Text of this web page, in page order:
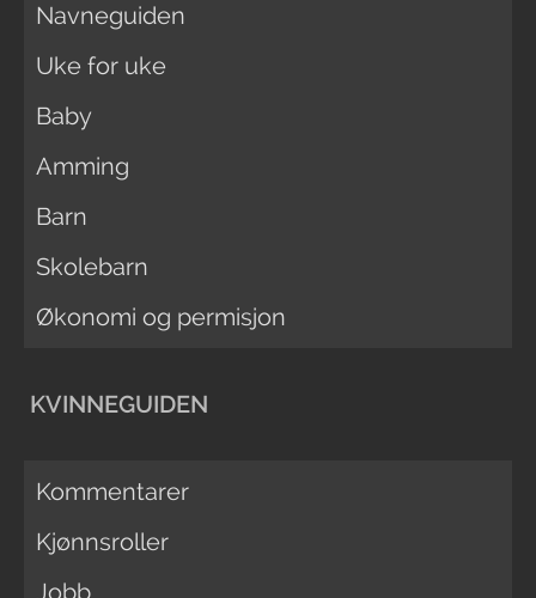
Navneguiden
Uke for uke
Baby
Amming
Barn
Skolebarn
Økonomi og permisjon
KVINNEGUIDEN
Kommentarer
Kjønnsroller
Jobb